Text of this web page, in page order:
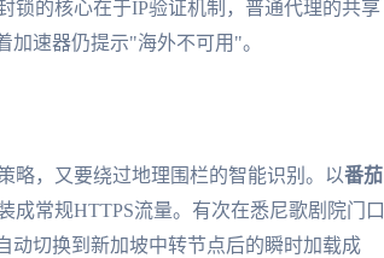
锁的核心在于IP验证机制，普通代理的共享
速器仍提示"海外不可用"。
略，又要绕过地理围栏的智能识别。以番茄
常规HTTPS流量。有次在悉尼歌剧院门口
动切换到新加坡中转节点后的瞬时加载成